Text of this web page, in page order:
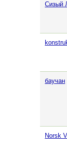
Сизый
баучан
Norsk